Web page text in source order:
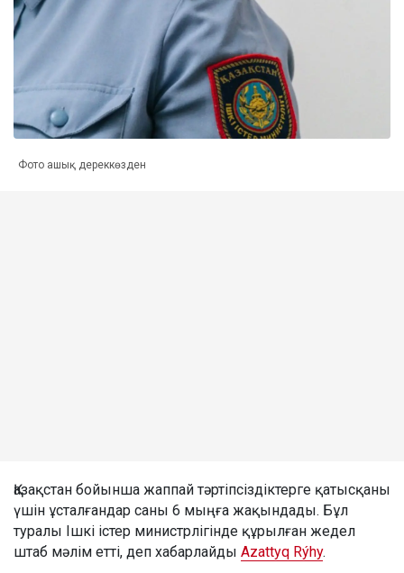
Фото ашық дереккөзден
Қазақстан бойынша жаппай тәртіпсіздіктерге қатысқаны
үшін ұсталғандар саны 6 мыңға жақындады. Бұл
туралы Ішкі істер министрлігінде құрылған жедел
штаб мәлім етті, деп хабарлайды Azattyq Rýhy.